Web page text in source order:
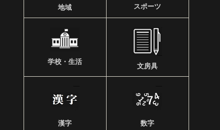
地域 スポーツ
学校・生活
文房具
漢字 数字